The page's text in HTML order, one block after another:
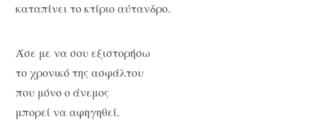
καταπίνει το κτίριο αύτανδρο.
Άσε με να σου εξιστορήσω
το χρονικό της ασφάλτου
που μόνο ο άνεμος
μπορεί να αφηγηθεί.